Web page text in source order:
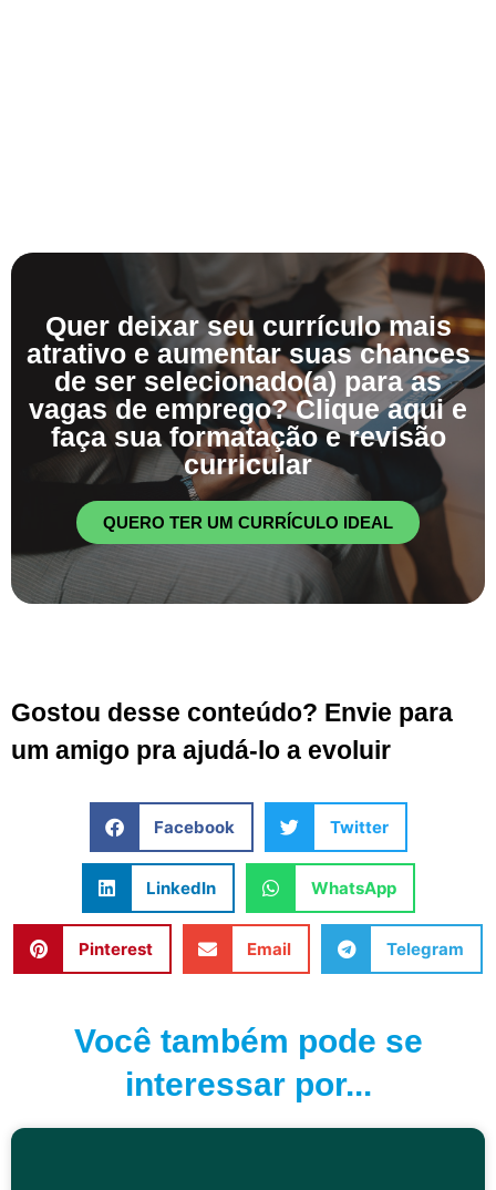
Quer deixar seu currículo mais
atrativo e aumentar suas chances
de ser selecionado(a) para as
vagas de emprego? Clique aqui e
faça sua formatação e revisão
curricular
QUERO TER UM CURRÍCULO IDEAL
Gostou desse conteúdo? Envie para
um amigo pra ajudá-lo a evoluir
Facebook Twitter
LinkedIn WhatsApp
Pinterest Email Telegram
Você também pode se
interessar por...